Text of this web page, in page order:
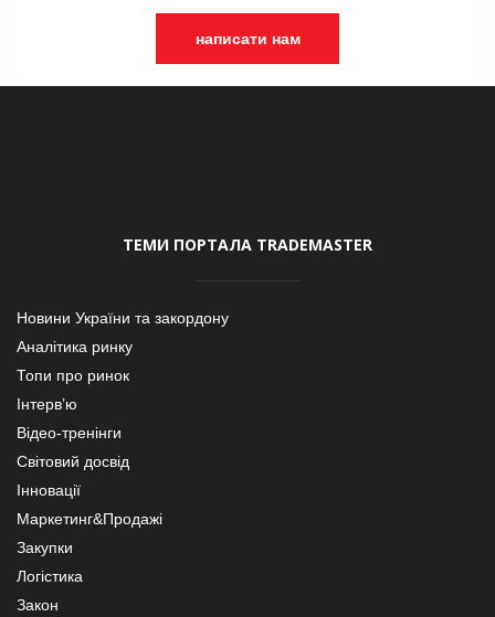
написати нам
ТЕМИ ПОРТАЛА TRADEMASTER
Новини України та закордону
Аналітика ринку
Топи про ринок
Інтерв’ю
Відео-тренінги
Світовий досвід
Інновації
Маркетинг&Продажі
Закупки
Логістика
Закон